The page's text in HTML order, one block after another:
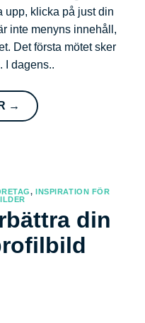
upp, klicka på just din
inte menyns innehåll,
Det första mötet sker
I dagens..
→
,INSPIRATION FÖR
din